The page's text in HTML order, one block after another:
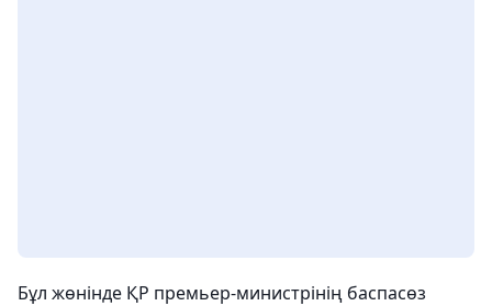
Бұл жөнінде ҚР премьер-министрінің баспасөз